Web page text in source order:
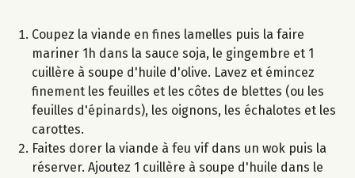
Coupez la viande en fines lamelles puis la faire
mariner 1h dans la sauce soja, le gingembre et 1
cuillère à soupe d'huile d'olive. Lavez et émincez
finement les feuilles et les côtes de blettes (ou les
feuilles d'épinards), les oignons, les échalotes et les
carottes.
Faites dorer la viande à feu vif dans un wok puis la
réserver. Ajoutez 1 cuillère à soupe d'huile dans le